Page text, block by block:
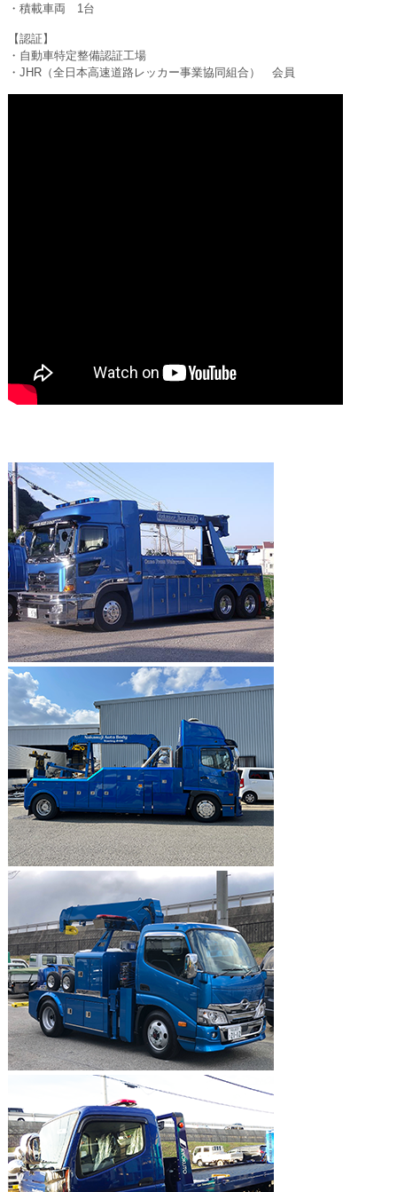
・積載車両 1台
【認証】
・自動車特定整備認証工場
・JHR（全日本高速道路レッカー事業協同組合） 会員